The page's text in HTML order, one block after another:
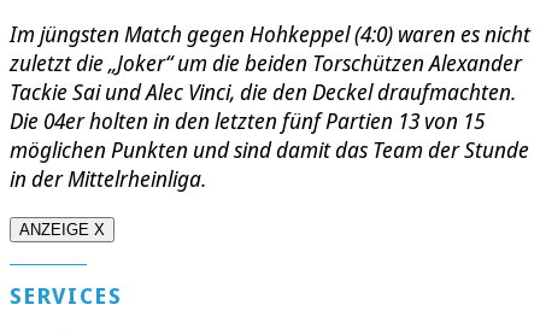
Im jüngsten Match gegen Hohkeppel (4:0) waren es nicht
zuletzt die „Joker“ um die beiden Torschützen Alexander
Tackie Sai und Alec Vinci, die den Deckel draufmachten.
Die 04er holten in den letzten fünf Partien 13 von 15
möglichen Punkten und sind damit das Team der Stunde
in der Mittelrheinliga.
ANZEIGE X
SERVICES